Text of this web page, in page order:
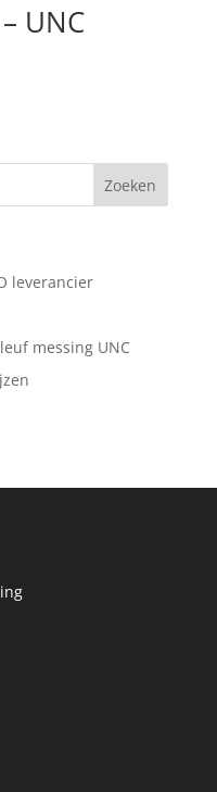
UNC
leverancier
messing UNC